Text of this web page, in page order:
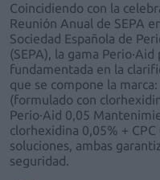
Coincidiendo con la
Reunión Anual de SEPA
Sociedad Española de
(SEPA), la gama
fundamentada en la
que se compone la
(formulado con
Perio·Aid 0,05
clorhexidina 0,05% +
soluciones, ambas
seguridad.